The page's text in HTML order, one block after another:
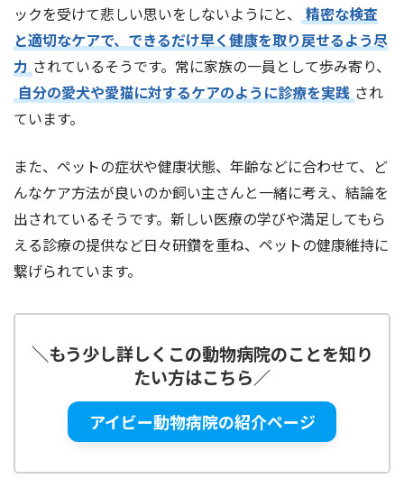
ックを受けて悲しい思いをしないようにと、
精密な検査
と適切なケアで、できるだけ早く健康を取り戻せるよう尽
力 されているそうです。常に家族の一員として歩み寄り、
自分の愛犬や愛猫に対するケアのように診療を実践 され
ています。
また、ペットの症状や健康状態、年齢などに合わせて、ど
んなケア方法が良いのか飼い主さんと一緒に考え、結論を
出されているそうです。新しい医療の学びや満足してもら
える診療の提供など日々研鑽を重ね、ペットの健康維持に
繋げられています。
＼もう少し詳しくこの動物病院のことを知り
たい方はこちら／
アイビー動物病院の紹介ページ